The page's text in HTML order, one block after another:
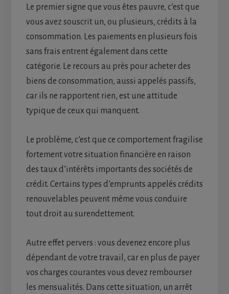
Le premier signe que vous êtes pauvre, c’est que
vous avez souscrit un, ou plusieurs, crédits à la
consommation. Les paiements en plusieurs fois
sans frais entrent également dans cette
catégorie. Le recours au près pour acheter des
biens de consommation, aussi appelés passifs,
car ils ne rapportent rien, est une attitude
typique de ceux qui manquent.
Le problème, c’est que ce comportement fragilise
fortement votre situation financière en raison
des taux d’intérêts importants des sociétés de
crédit. Certains types d’emprunts appelés crédits
renouvelables peuvent même vous conduire
tout droit au surendettement.
Autre effet pervers : vous devenez encore plus
dépendant de votre travail, car en plus de payer
vos charges courantes vous devez rembourser
les mensualités. Dans cette situation, un arrêt